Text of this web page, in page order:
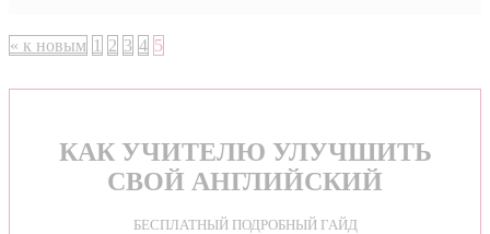
« к новым 1 2 3 4 5
КАК УЧИТЕЛЮ УЛУЧШИТЬ
СВОЙ АНГЛИЙСКИЙ
БЕСПЛАТНЫЙ ПОДРОБНЫЙ ГАЙД